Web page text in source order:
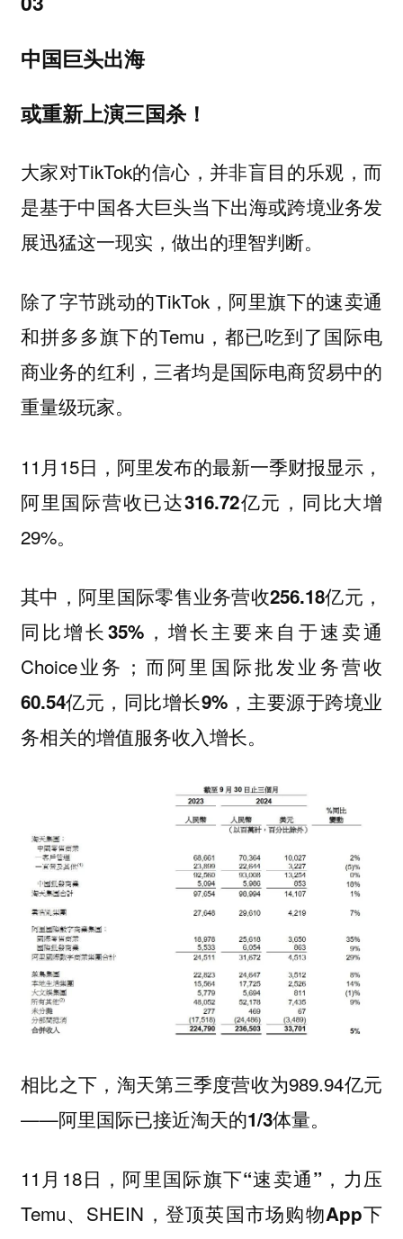
中国巨头出海
或重新上演三国杀！
大家对TikTok的信心，并非盲目的乐观，而
是基于中国各大巨头当下出海或跨境业务发
展迅猛这一现实，做出的理智判断。
除了字节跳动的TikTok，阿里旗下的速卖通
和拼多多旗下的Temu，都已吃到了国际电
商业务的红利，三者均是国际电商贸易中的
重量级玩家。
11月15日，阿里发布的最新一季财报显示，
阿里国际营收已达316.72亿元 ，同比大增
29%。
其中， 阿里国际零售业务营收256.18亿元，
同比增长35%，增长主要来自于速卖通
Choice业务；而阿里国际批发业务营收
60.54亿元，同比增长9% ，主要源于跨境业
务相关的增值服务收入增长。
相比之下，淘天第三季度营收为989.94亿元
——阿里国际已接近淘天的1/3体量。
11月18日，阿里国际旗下“速卖通” ，力压
Temu、SHEIN， 登顶英国市场购物App下